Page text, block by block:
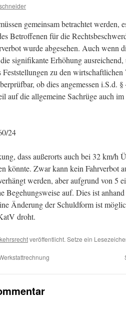
gemeinsam betrachtet
Betroffenen für die
wurde abgesehen. Auch wenn
signifikante Erhöhung
zu den
ob dies angemessen i.S.d.
auf die allgemeine Sachrüge auch im
24
dass außerorts auch bei 32 km/h
könnte. Zwar kann kein Fahrverbot
werden, aber aufgrund von 5
Begehungsweise auf. Dies ist
Änderung der Schuldform ist
droht.
veröffentlicht. Setze ein